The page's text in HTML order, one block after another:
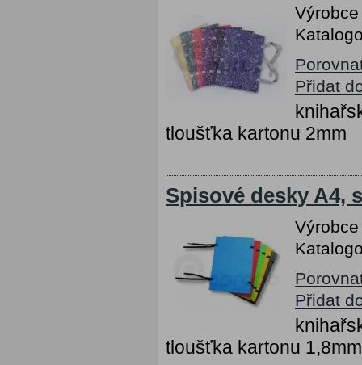
Přidat
tloušťka kartonu 2mm
Spisové desky A4,
Přidat
tloušťka kartonu 1,8mm